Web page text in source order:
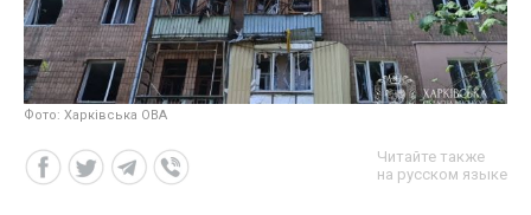
Фото: Харківська ОВА
Читайте также
на русском языке